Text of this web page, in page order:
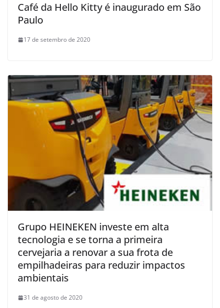
Café da Hello Kitty é inaugurado em São
Paulo
17 de setembro de 2020
Grupo HEINEKEN investe em alta
tecnologia e se torna a primeira
cervejaria a renovar a sua frota de
empilhadeiras para reduzir impactos
ambientais
31 de agosto de 2020